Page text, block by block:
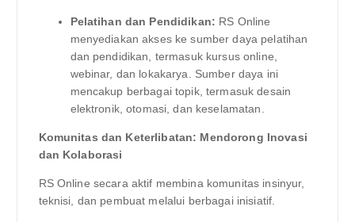
Pelatihan dan Pendidikan: RS Online
menyediakan akses ke sumber daya pelatihan
dan pendidikan, termasuk kursus online,
webinar, dan lokakarya. Sumber daya ini
mencakup berbagai topik, termasuk desain
elektronik, otomasi, dan keselamatan.
Komunitas dan Keterlibatan: Mendorong Inovasi
dan Kolaborasi
RS Online secara aktif membina komunitas insinyur,
teknisi, dan pembuat melalui berbagai inisiatif.